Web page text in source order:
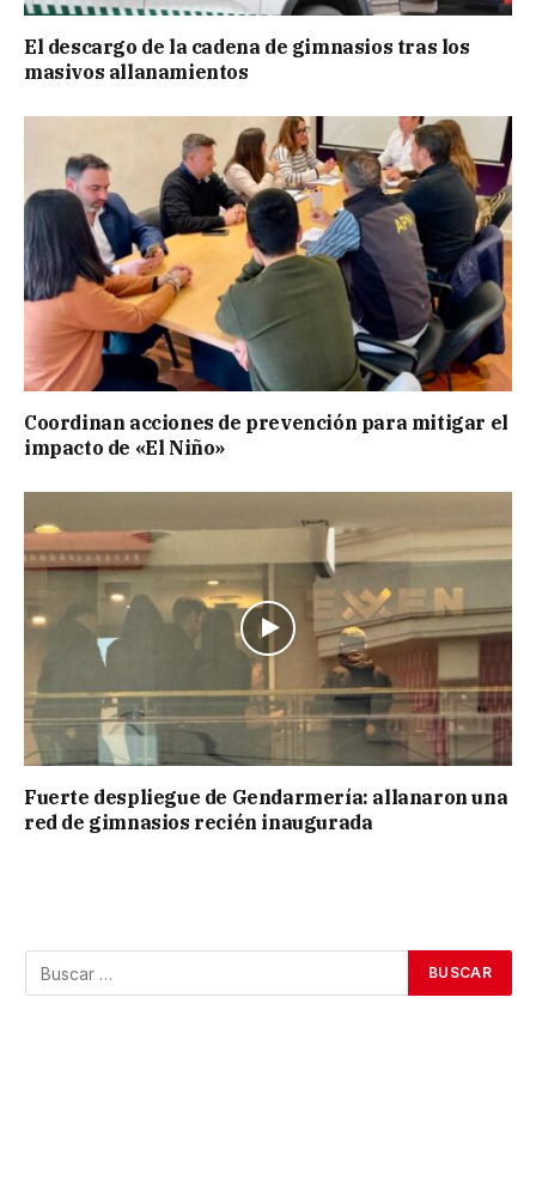
El descargo de la cadena de gimnasios tras los
masivos allanamientos
Coordinan acciones de prevención para mitigar el
impacto de «El Niño»
Fuerte despliegue de Gendarmería: allanaron una
red de gimnasios recién inaugurada